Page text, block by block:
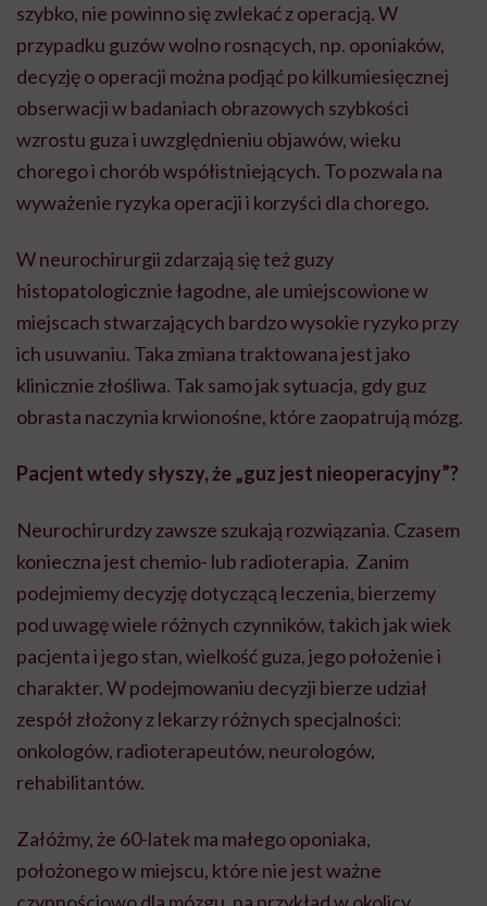
szybko, nie powinno się zwlekać z operacją. W
przypadku guzów wolno rosnących, np. oponiaków,
decyzję o operacji można podjąć po kilkumiesięcznej
obserwacji w badaniach obrazowych szybkości
wzrostu guza i uwzględnieniu objawów, wieku
chorego i chorób współistniejących. To pozwala na
wyważenie ryzyka operacji i korzyści dla chorego.
W neurochirurgii zdarzają się też guzy
histopatologicznie łagodne, ale umiejscowione w
miejscach stwarzających bardzo wysokie ryzyko przy
ich usuwaniu. Taka zmiana traktowana jest jako
klinicznie złośliwa. Tak samo jak sytuacja, gdy guz
obrasta naczynia krwionośne, które zaopatrują mózg.
Pacjent wtedy słyszy, że „guz jest nieoperacyjny”?
Neurochirurdzy zawsze szukają rozwiązania. Czasem
konieczna jest chemio- lub radioterapia. Zanim
podejmiemy decyzję dotyczącą leczenia, bierzemy
pod uwagę wiele różnych czynników, takich jak wiek
pacjenta i jego stan, wielkość guza, jego położenie i
charakter. W podejmowaniu decyzji bierze udział
zespół złożony z lekarzy różnych specjalności:
onkologów, radioterapeutów, neurologów,
rehabilitantów.
Załóżmy, że 60-latek ma małego oponiaka,
położonego w miejscu, które nie jest ważne